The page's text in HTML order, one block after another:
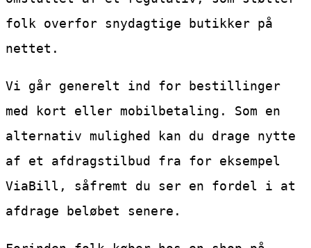
folk overfor snydagtige butikker på
nettet.
Vi går generelt ind for bestillinger
med kort eller mobilbetaling. Som en
alternativ mulighed kan du drage nytte
af et afdragstilbud fra for eksempel
ViaBill, såfremt du ser en fordel i at
afdrage beløbet senere.